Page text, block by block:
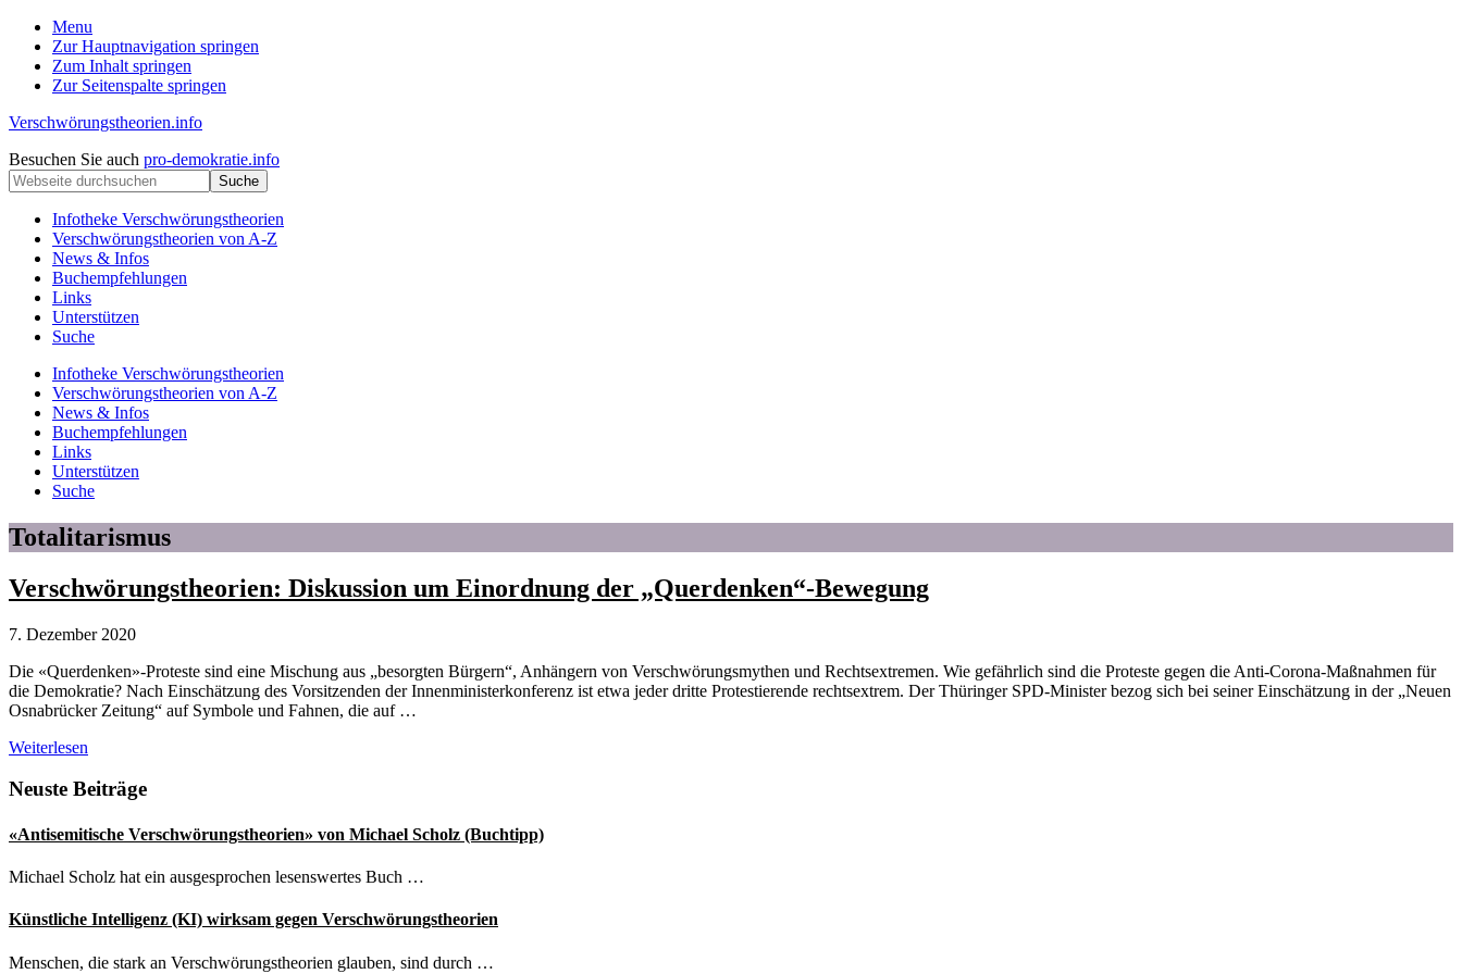
Menu
Zur Hauptnavigation springen
Zum Inhalt springen
Zur Seitenspalte springen
Verschwörungstheorien.info
Beiträge
zu
Merkmalen,
Funktionen
Risiken
konspirationistischen
Denkens
Kopfzeile
rechts
Besuchen Sie auch pro-demokratie.info
Webseite
durchsuchen
Infotheke Verschwörungstheorien
Verschwörungstheorien von A-Z
News & Infos
Buchempfehlungen
Links
Unterstützen
Suche
Infotheke Verschwörungstheorien
Verschwörungstheorien von A-Z
News & Infos
Buchempfehlungen
Links
Unterstützen
Suche
Totalitarismus
Verschwörungstheorien: Diskussion um Einordnung der „Querdenken“-Bewegung
7. Dezember 2020
Die «Querdenken»-Proteste sind eine Mischung aus „besorgten Bürgern“, Anhängern von Verschwörungsmythen und Rechtsextremen. Wie gefährlich sind die Proteste gegen die Anti-Corona-Maßnahmen für
die Demokratie? Nach Einschätzung des Vorsitzenden der Innenministerkonferenz ist etwa jeder dritte Protestierende rechtsextrem. Der Thüringer SPD-Minister bezog sich bei seiner Einschätzung in der „Neuen
Osnabrücker Zeitung“ auf Symbole und Fahnen, die auf …
Verschwörungstheorien:
um
der
„Querdenken“-
Weiterlesen
Seitenspalte
Neuste Beiträge
«Antisemitische Verschwörungstheorien» von Michael Scholz (Buchtipp)
Michael Scholz hat ein ausgesprochen lesenswertes Buch …
Künstliche Intelligenz (KI) wirksam gegen Verschwörungstheorien
Menschen, die stark an Verschwörungstheorien glauben, sind durch …